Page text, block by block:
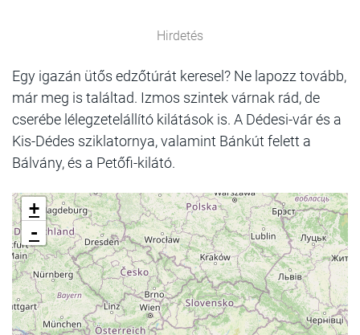
Hirdetés
Egy igazán ütős edzőtúrát keresel? Ne lapozz tovább,
már meg is találtad. Izmos szintek várnak rád, de
cserébe lélegzetelállító kilátások is. A Dédesi-vár és a
Kis-Dédes sziklatornya, valamint Bánkút felett a
Bálvány, és a Petőfi-kilátó.
+
-